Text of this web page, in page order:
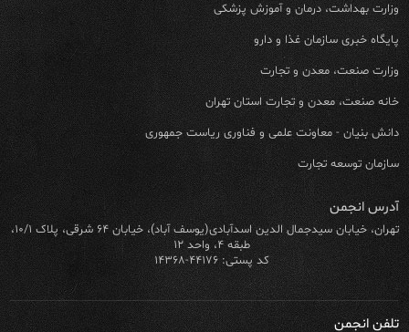
وزارت بهداشت، درمان و آموزش پزشکی
پایگاه خبری سازمان غذا و دارو
وزارت صنعت، معدن و تجارت
خانه صنعت، معدن و تجارت استان تهران
دانش بنیان - معاونت علمی و فناوری ریاست جمهوری
سازمان توسعه تجارت
آدرس انجمن
تهران، خیابان سیدجمال الدین اسدآبادی(یوسف آباد)، خیابان ۶۴ شرقی، پلاک ۱۰/۱،
طبقه ۴، واحد ۱۲
کد پستی: ۴۴۱۷۶-۱۴۳۶۸
تلفن انجمن